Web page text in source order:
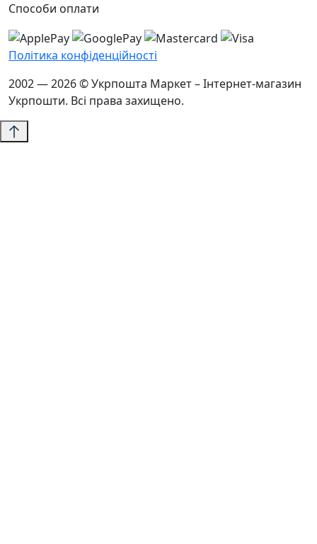
Способи оплати
Політика конфіденційності
2002 — 2026 © Укрпошта Маркет – Інтернет-магазин
Укрпошти. Всі права захищено.